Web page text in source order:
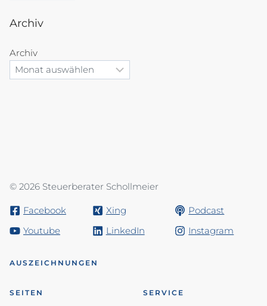
Archiv
Archiv
© 2026 Steuerberater Schollmeier
Facebook Xing
Podcast
Youtube
LinkedIn Instagram
AUSZEICHNUNGEN
SEITEN SERVICE